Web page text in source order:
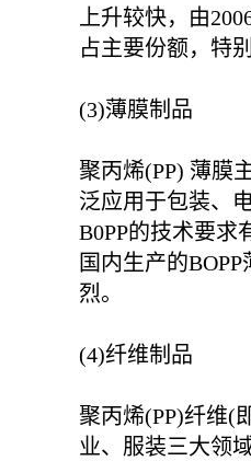
上升较快，由
占主要份额，特
(3)薄膜制品
聚丙烯(PP) 薄膜
泛应用于包装、
B0PP的技术要求
国内生产的
烈。
(4)纤维制品
聚丙烯(PP)纤维(
业、服装三大领